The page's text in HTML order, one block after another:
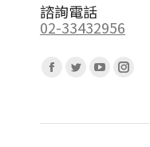
諮詢電話
02-33432956
Facebook
opens
Twitter
opens
YouTube
opens